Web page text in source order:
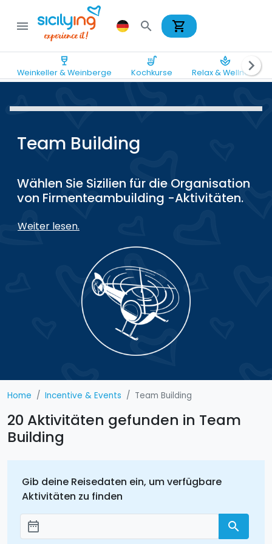
menu search shopping_cart
wine_bar
Weinkeller & Weinberge
soup_kitchen
Kochkurse
spa
Relax & Wellness
chevron_right
Team Building
Wählen Sie Sizilien für die Organisation
von Firmenteambuilding -Aktivitäten.
Weiter lesen.
Home Incentive & Events Team Building
20 Aktivitäten gefunden in Team
Building
Gib deine Reisedaten ein, um verfügbare
Aktivitäten zu finden
Добавить даты
date_range search